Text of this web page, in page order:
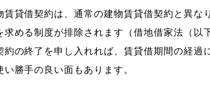
賃貸借契約は、通常の建物賃貸借契約と異
求める制度が排除されます（借地借家法（
約の終了を申し入れれば、賃貸借期間の経過
い勝手の良い面もあります。